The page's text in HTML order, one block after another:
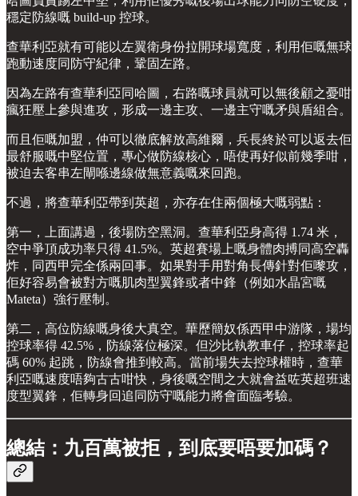
穩定防線嘅 build-up 控球。
查華利亞就有可能以左翼衛身份拉開球場寬度，利用佢嘅無球
跑動速度同防守紀律，鞏固左路。
因為左路有查華利亞同哈圖，右路嘅球員就可以無後顧之憂咁
瘋狂壓上參與進攻，形成一邊主攻、一邊主守嘅矛與盾組合。
而且佢嘅加盟，仲可以徹底解放高維爾，兵長終於可以返去佢
最舒服嘅中堅位置，專心做防線核心，唔使再好似前幾季咁，
被迫去客串左閘喺邊線做無意義嘅來回跑。
不過，將查華利亞帶到英超，亦存在住兩個極大嘅弱點：
第一，上面講過，後場防空黑洞。查華利亞身高得 1.74 米，
空中爭頂成功率只得 41.5%。英超賽場上嘅身體肉搏同高空轟
炸，同西甲完全係兩回事。如果對手用對角長傳針對佢嚟攻，
佢好容易會被對方嘅肌肉型翼鋒或者中鋒（例如水晶宮嘅
Mateta）強行壓制。
第二，高位防線嘅身後大真空。華歷簡奴係西甲中游隊，場均
控球率得 42.5%，防線落位極深。但沙比執教車仔，控球率起
碼 60% 起跳，防線會推到較高。當前場失去控球權時，查華
利亞嘅速度唔夠古古咁快，身後嘅空間之大就會益咗英超班速
度型翼鋒，佢轉身回追同防守嘅能力將會面臨考驗。
總結：九百萬被拒，到底要唔要加碼？